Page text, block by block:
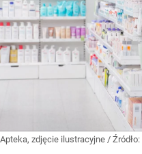
Apteka, zdjęcie ilustracyjne / Źródło: